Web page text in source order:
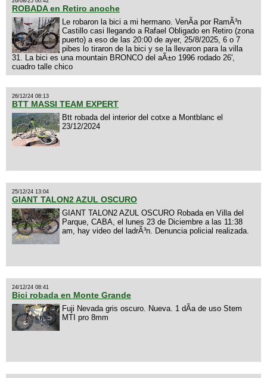
ROBADA en Retiro anoche
Le robaron la bici a mi hermano. VenÃ­a por RamÃ³n
Castillo casi llegando a Rafael Obligado en Retiro (zona
puerto) a eso de las 20:00 de ayer, 25/8/2025, 6 o 7
pibes lo tiraron de la bici y se la llevaron para la villa
31. La bici es una mountain BRONCO del aÃ±o 1996 rodado 26',
cuadro talle chico
26/12/24 08:13
BTT MASSI TEAM EXPERT
Btt robada del interior del cotxe a Montblanc el
23/12/2024
25/12/24 13:04
GIANT TALON2 AZUL OSCURO
GIANT TALON2 AZUL OSCURO Robada en Villa del
Parque, CABA, el lunes 23 de Diciembre a las 11:38
am, hay video del ladrÃ³n. Denuncia policial realizada.
24/12/24 08:41
Bici robada en Monte Grande
Fuji Nevada gris oscuro. Nueva. 1 dÃ­a de uso Stem
MTI pro 8mm